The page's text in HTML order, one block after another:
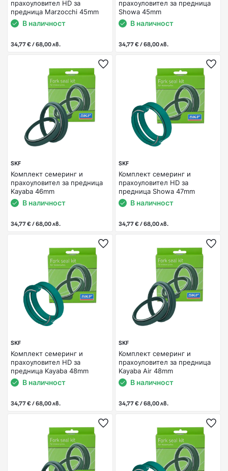
прахоуловител HD за
предница Marzocchi 45mm
В наличност
34,77 € / 68,00 лв.
прахоуловител за предница
Showa 45mm
В наличност
34,77 € / 68,00 лв.
SKF
Комплект семеринг и
прахоуловител за предница
Kayaba 46mm
В наличност
34,77 € / 68,00 лв.
SKF
Комплект семеринг и
прахоуловител HD за
предница Showa 47mm
В наличност
34,77 € / 68,00 лв.
SKF
Комплект семеринг и
прахоуловител HD за
предница Kayaba 48mm
В наличност
34,77 € / 68,00 лв.
SKF
Комплект семеринг и
прахоуловител за предница
Kayaba Air 48mm
В наличност
34,77 € / 68,00 лв.